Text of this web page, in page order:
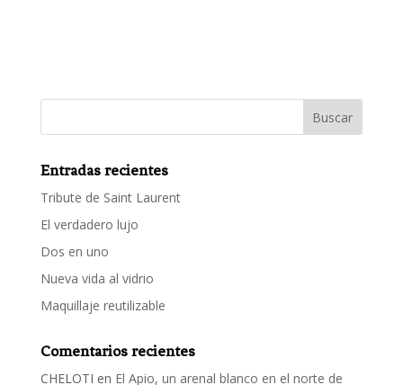
Entradas recientes
Tribute de Saint Laurent
El verdadero lujo
Dos en uno
Nueva vida al vidrio
Maquillaje reutilizable
Comentarios recientes
CHELOTI en El Apio, un arenal blanco en el norte de